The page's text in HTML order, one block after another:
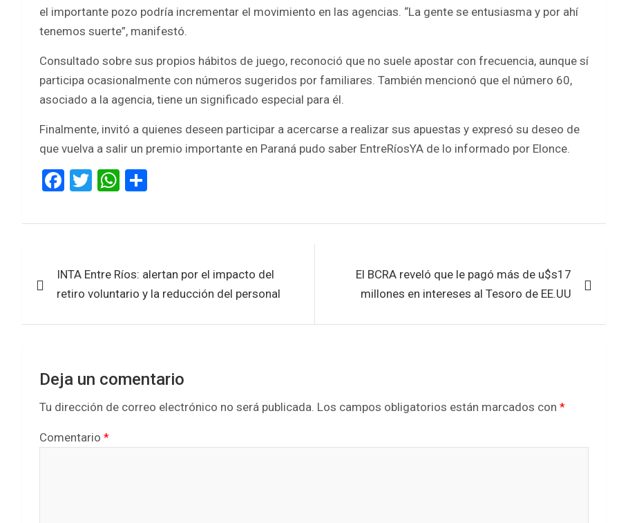
el importante pozo podría incrementar el movimiento en las agencias. “La gente se entusiasma y por ahí
tenemos suerte”, manifestó.
Consultado sobre sus propios hábitos de juego, reconoció que no suele apostar con frecuencia, aunque sí
participa ocasionalmente con números sugeridos por familiares. También mencionó que el número 60,
asociado a la agencia, tiene un significado especial para él.
Finalmente, invitó a quienes deseen participar a acercarse a realizar sus apuestas y expresó su deseo de
que vuelva a salir un premio importante en Paraná pudo saber EntreRíosYA de lo informado por Elonce.
F
ce
o
o
T
tt
W
at
A
p
ar
de
INTA Entre Ríos: alertan por el impacto del
retiro voluntario y la reducción del personal
El BCRA reveló que le pagó más de u$s17
millones en intereses al Tesoro de EE.UU
Deja un comentario
Tu dirección de correo electrónico no será publicada. Los campos obligatorios están marcados con *
Comentario *